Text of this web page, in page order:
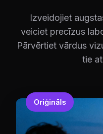
Izveidojiet
veiciet precīzus
Pārvērtiet vārdus
tie
Oriģināls